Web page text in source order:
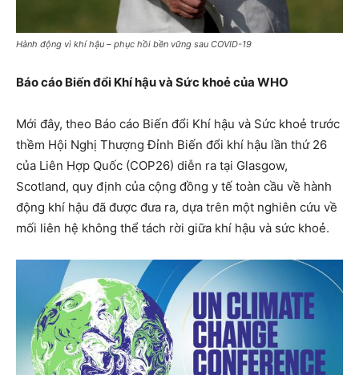
Hành động vì khí hậu – phục hồi bền vững sau COVID-19
Báo cáo Biến đổi Khí hậu và Sức khoẻ của WHO
Mới đây, theo Báo cáo Biến đổi Khí hậu và Sức khoẻ trước
thềm Hội Nghị Thượng Đỉnh Biến đổi khí hậu lần thứ 26
của Liên Hợp Quốc (COP26) diễn ra tại Glasgow,
Scotland, quy định của cộng đồng y tế toàn cầu về hành
động khí hậu đã được đưa ra, dựa trên một nghiên cứu về
mối liên hệ không thể tách rời giữa khí hậu và sức khoẻ.